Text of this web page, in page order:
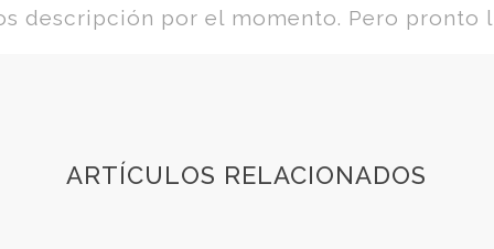
descripción por el momento. Pero pronto
ARTÍCULOS RELACIONADOS